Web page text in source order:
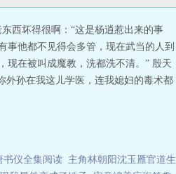
情为何物，直教生死相许。天南
平，李莫愁不香吗？
西坏得很啊：“这是杨逍惹出来的事
事他都不见得会多管，现在武当的人到
现在被叫成魔教，洗都洗不清。” 殷天
外孙在我这儿学医，连我媳妇的毒术都
书仪全集阅读 主角林朝阳沈玉雁官道生